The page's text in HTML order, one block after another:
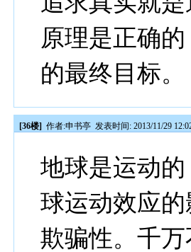
原理是正确
的最终目标。
[36楼] 作者:申书亭 发表时间: 2013/11/29
地球是运动
球运动效应
欺骗性。千